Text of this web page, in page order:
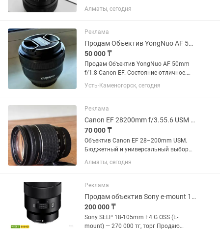
Алматы, сегодня
Реклама
Продам Объектив YongNuo AF 50mm f/1.8 Canon EF
50 000 ₸
Продам Объектив YongNuo AF 50mm
f/1.8 Canon EF. Состояние отличное.
Цена 50000. Возможен торг. Звоните в
любое время Динара
Усть-Каменогорск, сегодня
Реклама
Canon EF 28200mm f/3.55.6 USM универсальный зум
70 000 ₸
Объектив Canon EF 28–200mm USM.
Бюджетный и универсальный выбор
для начинающих фотографов.
Отличный универсальный объектив
большой диапазон фокусных
расстояний: от...
Алматы, сегодня
Реклама
Продам объектив Sony e-mount 18-105
200 000 ₸
Sony SELP 18-105mm F4 G OSS (E-
mount) — 270 000 тг, торг Продаю